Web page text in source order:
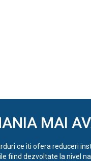
MAI
ce iti ofera reduceri
fiind dezvoltate la nivel